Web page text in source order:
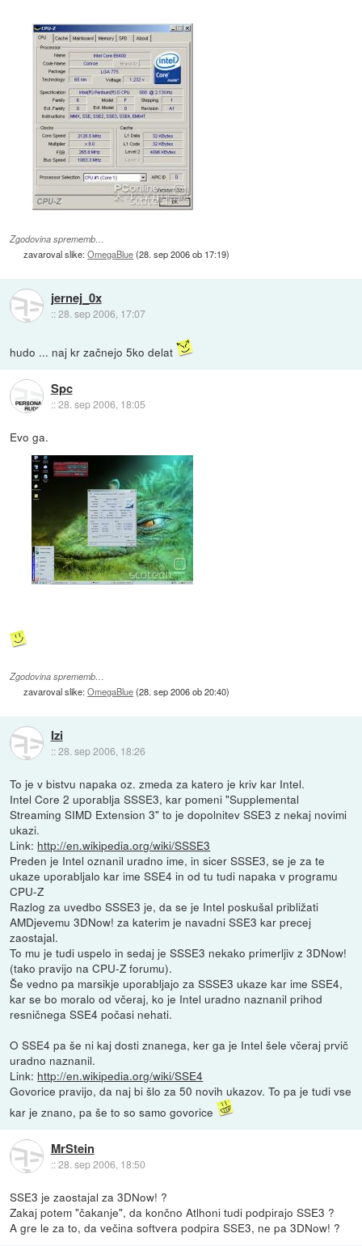
Zgodovina sprememb…
zavaroval slike:OmegaBlue(28. sep 2006 ob 17:19)
jernej_0x
::28. sep 2006, 17:07
hudo ... naj kr začnejo 5ko delat
Spc
::28. sep 2006, 18:05
Evo ga.
Zgodovina sprememb…
zavaroval slike:OmegaBlue(28. sep 2006 ob 20:40)
Izi
::28. sep 2006, 18:26
To je v bistvu napaka oz. zmeda za katero je kriv kar Intel.
Intel Core 2 uporablja SSSE3, kar pomeni "Supplemental
Streaming SIMD Extension 3" to je dopolnitev SSE3 z nekaj novimi
ukazi.
Link: http://en.wikipedia.org/wiki/SSSE3
Preden je Intel oznanil uradno ime, in sicer SSSE3, se je za te
ukaze uporabljalo kar ime SSE4 in od tu tudi napaka v programu
CPU-Z
Razlog za uvedbo SSSE3 je, da se je Intel poskušal približati
AMDjevemu 3DNow! za katerim je navadni SSE3 kar precej
zaostajal.
To mu je tudi uspelo in sedaj je SSSE3 nekako primerljiv z 3DNow!
(tako pravijo na CPU-Z forumu).
Še vedno pa marsikje uporabljajo za SSSE3 ukaze kar ime SSE4,
kar se bo moralo od včeraj, ko je Intel uradno naznanil prihod
resničnega SSE4 počasi nehati.
O SSE4 pa še ni kaj dosti znanega, ker ga je Intel šele včeraj prvič
uradno naznanil.
Link: http://en.wikipedia.org/wiki/SSE4
Govorice pravijo, da naj bi šlo za 50 novih ukazov. To pa je tudi vse
kar je znano, pa še to so samo govorice
MrStein
::28. sep 2006, 18:50
SSE3 je zaostajal za 3DNow! ?
Zakaj potem "čakanje", da končno Atlhoni tudi podpirajo SSE3 ?
A gre le za to, da večina softvera podpira SSE3, ne pa 3DNow! ?